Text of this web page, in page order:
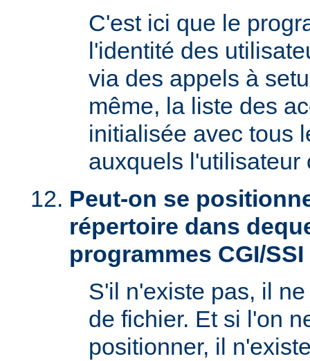
C'est ici que le
l'identité des
via des appels à
même, la liste des
initialisée avec tous
auxquels l'utilisateur
Peut-on se
répertoire dans
programmes CGI/SSI
S'il n'existe pas, il
de fichier. Et si l'on
positionner, il